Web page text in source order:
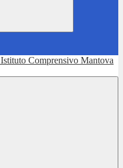
Istituto Comprensivo Mantova